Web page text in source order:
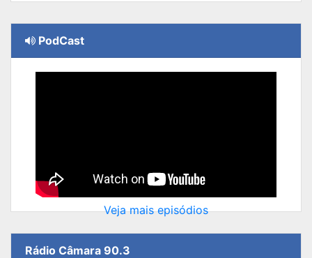
PodCast
Veja mais episódios
Rádio Câmara 90.3